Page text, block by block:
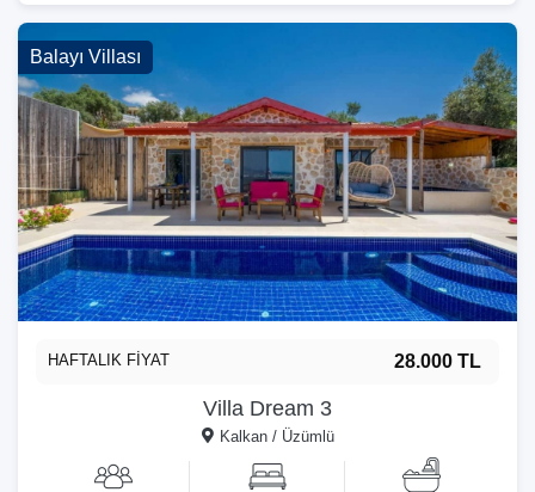
Balayı Villası
Villa Dream 3
Kalkan / Üzümlü
HAFTALIK FİYAT 28.000 TL